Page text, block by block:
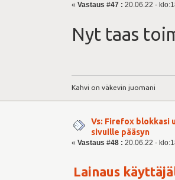
« Vastaus #47 : 20.06.22 -
Nyt taas
Kahvi on väkevin juomani
Vs: Firefox blokkasi
sivuille pääsyn
« Vastaus #48 : 20.06.22 -
Lainaus